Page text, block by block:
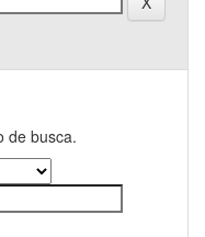
de busca.